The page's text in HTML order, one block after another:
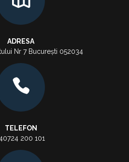
ADRESA
Nr 7 București 052034
TELEFON
200 101